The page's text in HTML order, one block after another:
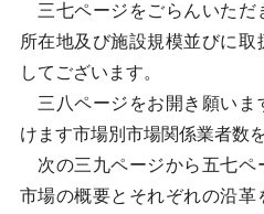
三七ページをごらんいただ
所在地及び施設規模並びに
してございます。
三八ページをお開き願いま
けます市場別市場関係業者数
次の三九ページから五七ペ
市場の概要とそれぞれの沿